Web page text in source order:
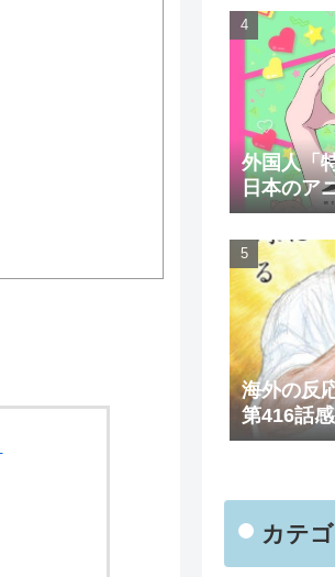
外国人「
日本のア
回も飛ば
反応）
海外の反
第416話
くてスッ
カテ